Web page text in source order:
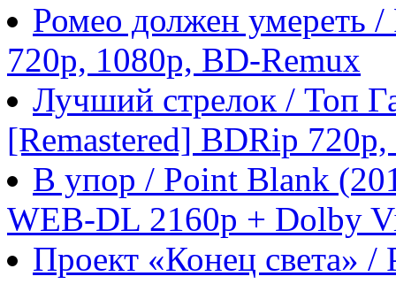
Ромео должен умереть
720p, 1080p, BD-Remux
Лучший стрелок / Топ
[Remastered] BDRip
В упор / Point Blank
WEB-DL 2160p + Dolby
Проект «Конец света»